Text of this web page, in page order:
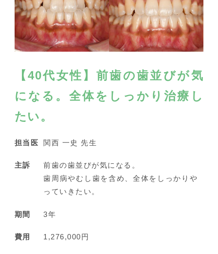
【40代女性】前歯の歯並びが気
になる。全体をしっかり治療し
たい。
担当医 関西 一史 先生
主訴
前歯の歯並びが気になる。
歯周病やむし歯を含め、全体をしっかりや
っていきたい。
期間 3年
費用 1,276,000円